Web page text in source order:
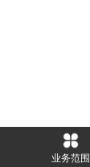
业务范围